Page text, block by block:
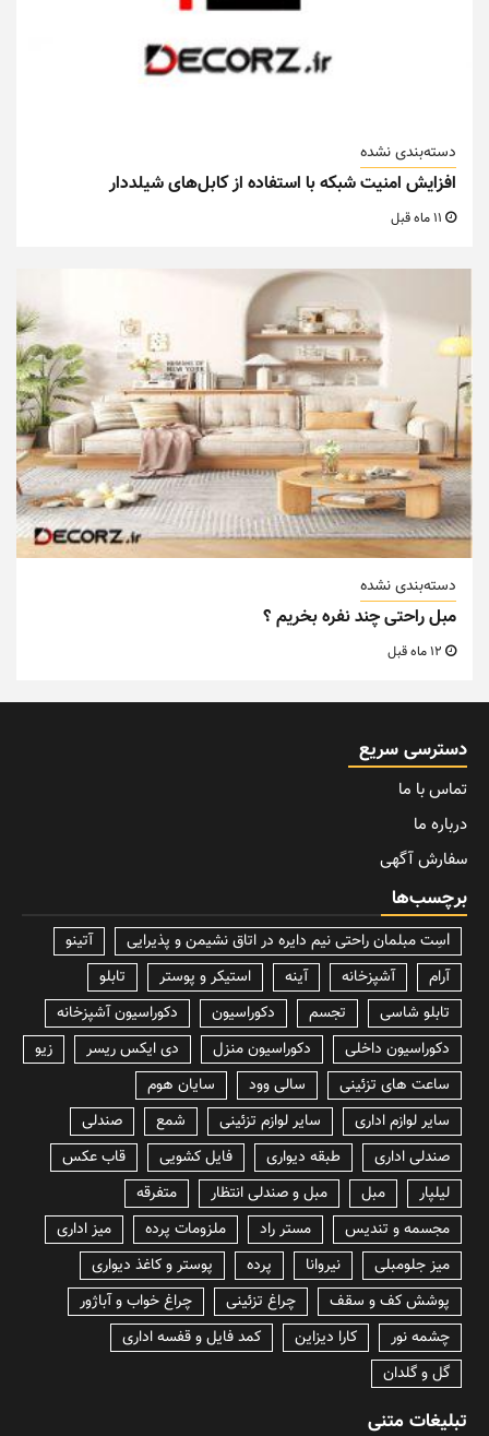
دسته‌بندی نشده
افزایش امنیت شبکه با استفاده از کابل‌های شیلددار
دسته‌بندی نشده
مبل راحتی چند نفره بخریم ؟
دسترسی سریع
تماس با ما
درباره ما
سفارش آگهی
برچسب‌ها
lسِت مبلمان راحتی نیم دایره در اتاق نشیمن و پذیرایی
آتینو
آرام
آشپزخانه آینه استیکر و پوستر
تابلو
تابلو شاسی
تجسم دکوراسیون
دکوراسیون آشپزخانه
دکوراسیون داخلی
دکوراسیون منزل دی ایکس ریسر
زیو
ساعت های تزئینی
سالی وود
سایان هوم
سایر لوازم اداری
سایر لوازم تزئینی شمع
صندلی
صندلی اداری
طبقه دیواری فایل کشویی
قاب عکس
لیلپار
مبل مبل و صندلی انتظار
متفرقه
مجسمه و تندیس
مستر راد ملزومات پرده
میز اداری
میز جلومبلی
نیروانا پرده
پوستر و کاغذ دیواری
پوشش کف و سقف
چراغ تزئینی
چراغ خواب و آباژور
چشمه نور
کارا دیزاین
کمد فایل و قفسه اداری
گل و گلدان
تبلیغات متنی